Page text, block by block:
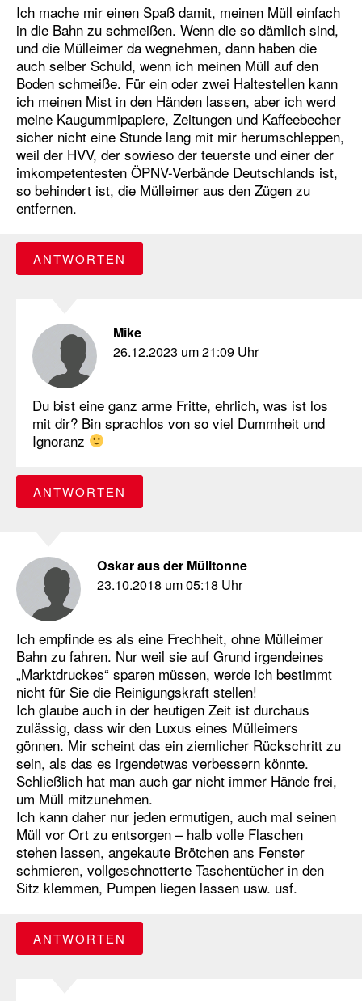
Ich mache mir einen Spaß damit, meinen Müll einfach
in die Bahn zu schmeißen. Wenn die so dämlich sind,
und die Mülleimer da wegnehmen, dann haben die
auch selber Schuld, wenn ich meinen Müll auf den
Boden schmeiße. Für ein oder zwei Haltestellen kann
ich meinen Mist in den Händen lassen, aber ich werd
meine Kaugummipapiere, Zeitungen und Kaffeebecher
sicher nicht eine Stunde lang mit mir herumschleppen,
weil der HVV, der sowieso der teuerste und einer der
imkompetentesten ÖPNV-Verbände Deutschlands ist,
so behindert ist, die Mülleimer aus den Zügen zu
entfernen.
ANTWORTEN
Mike
26.12.2023 um 21:09 Uhr
Du bist eine ganz arme Fritte, ehrlich, was ist los
mit dir? Bin sprachlos von so viel Dummheit und
Ignoranz
ANTWORTEN
Oskar aus der Mülltonne
23.10.2018 um 05:18 Uhr
Ich empfinde es als eine Frechheit, ohne Mülleimer
Bahn zu fahren. Nur weil sie auf Grund irgendeines
„Marktdruckes“ sparen müssen, werde ich bestimmt
nicht für Sie die Reinigungskraft stellen!
Ich glaube auch in der heutigen Zeit ist durchaus
zulässig, dass wir den Luxus eines Mülleimers
gönnen. Mir scheint das ein ziemlicher Rückschritt zu
sein, als das es irgendetwas verbessern könnte.
Schließlich hat man auch gar nicht immer Hände frei,
um Müll mitzunehmen.
Ich kann daher nur jeden ermutigen, auch mal seinen
Müll vor Ort zu entsorgen – halb volle Flaschen
stehen lassen, angekaute Brötchen ans Fenster
schmieren, vollgeschnotterte Taschentücher in den
Sitz klemmen, Pumpen liegen lassen usw. usf.
ANTWORTEN